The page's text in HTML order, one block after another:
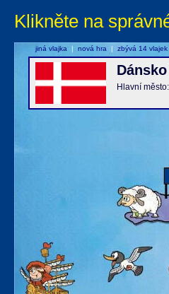
Klikněte na
Dánsko
Hlavní
jiná vlajka | nová hra | zbývá 14 vlajek